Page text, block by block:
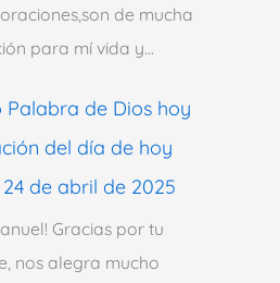
de mucha
para mí vida y…
Palabra de Dios hoy
del día de hoy
de abril de 2025
Gracias por tu
nos alegra mucho